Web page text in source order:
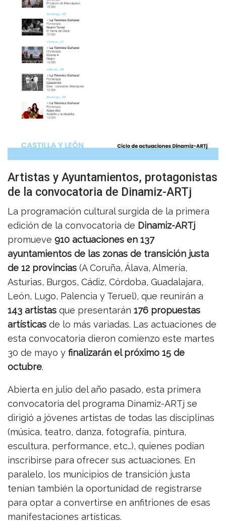
Artistas y Ayuntamientos, protagonistas
de la convocatoria de Dinamiz-ARTj
La programación cultural surgida de la primera
edición de la convocatoria de Dinamiz-ARTj
promueve 910 actuaciones en 137
ayuntamientos de las zonas de transición justa
de 12 provincias (A Coruña, Álava, Almería,
Asturias, Burgos, Cádiz, Córdoba, Guadalajara,
León, Lugo, Palencia y Teruel), que reunirán a
143 artistas que presentarán 176 propuestas
artísticas de lo más variadas. Las actuaciones de
esta convocatoria dieron comienzo este martes
30 de mayo y finalizarán el próximo 15 de
octubre.
Abierta en julio del año pasado, esta primera
convocatoria del programa Dinamiz-ARTj se
dirigió a jóvenes artistas de todas las disciplinas
(música, teatro, danza, fotografía, pintura,
escultura, performance, etc…), quienes podían
inscribirse para ofrecer sus actuaciones. En
paralelo, los municipios de transición justa
tenían también la oportunidad de registrarse
para optar a convertirse en anfitriones de esas
manifestaciones artísticas.